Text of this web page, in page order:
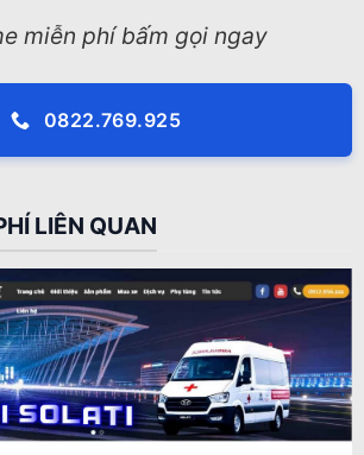
miễn phí bấm gọi ngay
0822.769.925
LIÊN QUAN